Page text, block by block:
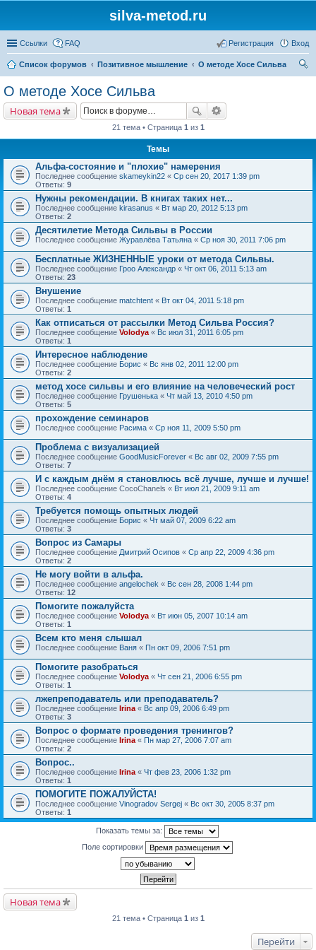
silva-metod.ru
Ссылки FAQ Вход
Регистрация
Список форумов Позитивное мышление
О методе Хосе Сильва
О методе Хосе Сильва
Новая тема
21 тема • Страница 1 из 1
Темы
Альфа-состояние и "плохие" намерения
Последнее сообщение skameykin22 « Ср сен 20, 2017 1:39 pm
Ответы: 9
Нужны рекомендации. В книгах таких нет...
Последнее сообщение kirasanus « Вт мар 20, 2012 5:13 pm
Ответы: 2
Десятилетие Метода Сильвы в России
Последнее сообщение Журавлёва Татьяна « Ср ноя 30, 2011 7:06 pm
Бесплатные ЖИЗНЕННЫЕ уроки от метода Сильвы.
Последнее сообщение Гроо Александр « Чт окт 06, 2011 5:13 am
Ответы: 23
Внушение
Последнее сообщение matchtent « Вт окт 04, 2011 5:18 pm
Ответы: 1
Как отписаться от рассылки Метод Сильва Россия?
Последнее сообщение Volodya « Вс июл 31, 2011 6:05 pm
Ответы: 1
Интересное наблюдение
Последнее сообщение Борис « Вс янв 02, 2011 12:00 pm
Ответы: 2
метод хосе сильвы и его влияние на человеческий рост
Последнее сообщение Грушенька « Чт май 13, 2010 4:50 pm
Ответы: 5
прохождение семинаров
Последнее сообщение Расима « Ср ноя 11, 2009 5:50 pm
Проблема с визуализацией
Последнее сообщение GoodMusicForever « Вс авг 02, 2009 7:55 pm
Ответы: 7
И с каждым днём я становлюсь всё лучше, лучше и лучше!
Последнее сообщение CocoChanels « Вт июл 21, 2009 9:11 am
Ответы: 4
Требуется помощь опытных людей
Последнее сообщение Борис « Чт май 07, 2009 6:22 am
Ответы: 3
Вопрос из Самары
Последнее сообщение Дмитрий Осипов « Ср апр 22, 2009 4:36 pm
Ответы: 2
Не могу войти в альфа.
Последнее сообщение angelochek « Вс сен 28, 2008 1:44 pm
Ответы: 12
Помогите пожалуйста
Последнее сообщение Volodya « Вт июн 05, 2007 10:14 am
Ответы: 1
Всем кто меня слышал
Последнее сообщение Ваня « Пн окт 09, 2006 7:51 pm
Помогите разобраться
Последнее сообщение Volodya « Чт сен 21, 2006 6:55 pm
Ответы: 1
лжепреподаватель или преподаватель?
Последнее сообщение Irina « Вс апр 09, 2006 6:49 pm
Ответы: 3
Вопрос о формате проведения тренингов?
Последнее сообщение Irina « Пн мар 27, 2006 7:07 am
Ответы: 2
Вопрос..
Последнее сообщение Irina « Чт фев 23, 2006 1:32 pm
Ответы: 1
ПОМОГИТЕ ПОЖАЛУЙСТА!
Последнее сообщение Vinogradov Sergej « Вс окт 30, 2005 8:37 pm
Ответы: 1
Показать темы за:
Поле сортировки
Новая тема
21 тема • Страница 1 из 1
Перейти